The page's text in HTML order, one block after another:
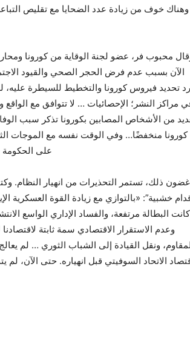
وهناك خوف من زيادة عدد الضحايا مع تقليص
محبوب فر، عضو لجنة الوقاية من كورونا
الآن بسبب عدم فرض الحجر الصحي والقيود
تحديد فيروس كورونا والتخطيط للسيطرة عليه،
مراكز النشر؛ الإحصائيات … لا تتوافق مع
من الأشخاص المصابين بكورونا تذكر سبب
كورونا منخفضًا… وفي الوقت نفسه مع الموجات
على الحكومة
ذلك، تستمر التحذيرات من انهيار النظام.
خشبية”: «بالتوازي مع زيادة القوة العسكرية
كانت البطالة مرتفعة، والفساد الإداري الواسع
وعدم الاستقرار الاقتصادي سمة ثابتة
ونقل القيادة إلى الشباب الثوري … لم
الاتحاد السوفيتي قبل انهياره. حتى الآن،